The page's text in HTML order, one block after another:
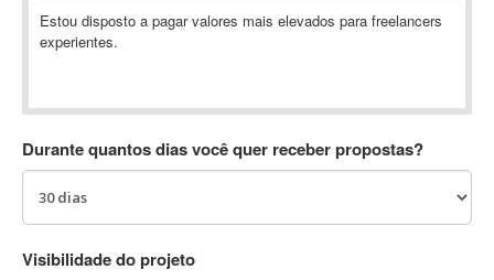
Ableton Push
Abstract
AC3
ACID Pro
Estou disposto a pagar valores mais elevados para freelancers
experientes.
Durante quantos dias você quer receber propostas?
Visibilidade do projeto